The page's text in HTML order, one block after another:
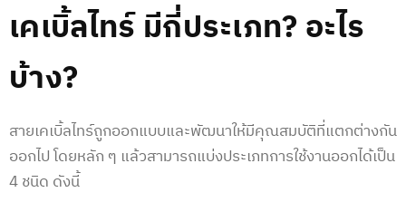
เคเบิ้ลไทร์ มีกี่ประเภท? อะไร
บ้าง?
สายเคเบิ้ลไทร์ถูกออกแบบและพัฒนาให้มีคุณสมบัติที่แตกต่างกัน
ออกไป โดยหลัก ๆ แล้วสามารถแบ่งประเภทการใช้งานออกได้เป็น
4 ชนิด ดังนี้